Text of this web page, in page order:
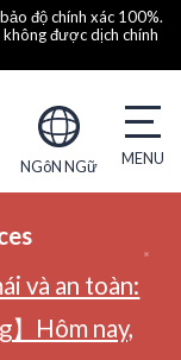
độ chính xác 100%.
được dịch chính
NGôN NGữ
và an toàn:
】Hôm nay,